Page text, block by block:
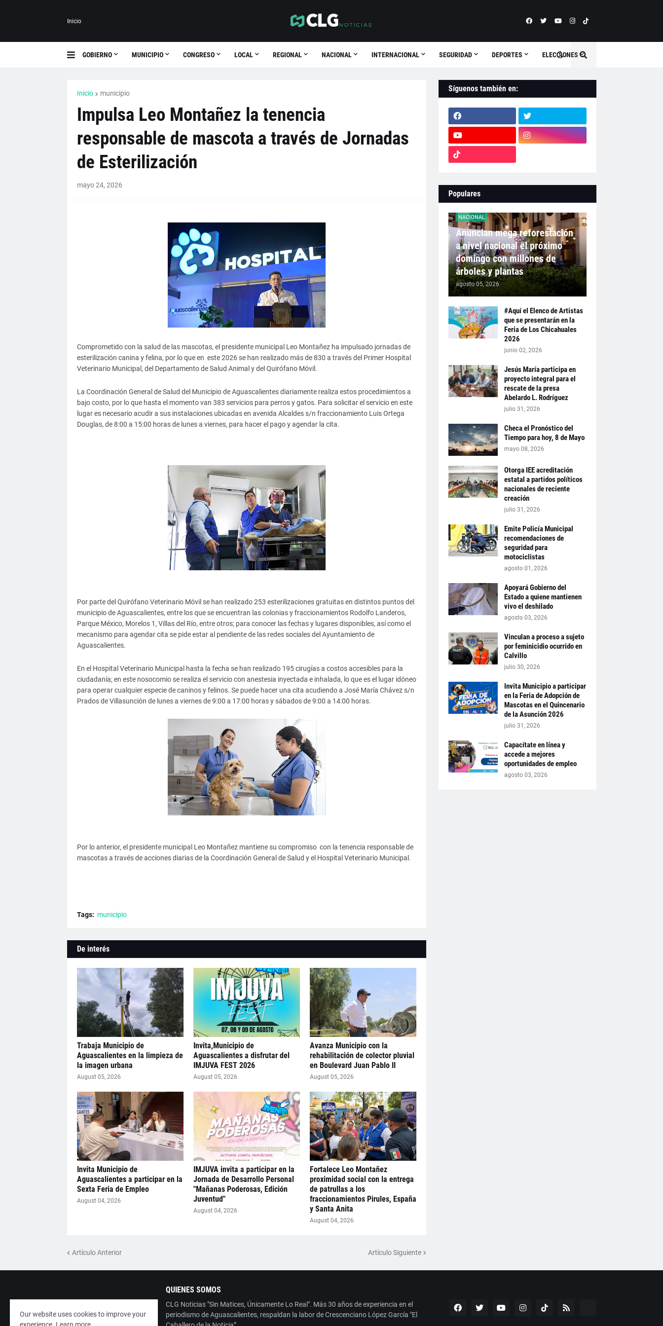
Inicio
GOBIERNO MUNICIPIO CONGRESO LOCAL REGIONAL NACIONAL INTERNACIONAL SEGURIDAD DEPORTES ELECCIONES
Inicio municipio
Impulsa Leo Montañez la tenencia
responsable de mascota a través de Jornadas
de Esterilización
mayo 24, 2026
Comprometido con la salud de las mascotas, el presidente municipal Leo Montañez ha impulsado jornadas de
esterilización canina y felina, por lo que en este 2026 se han realizado más de 830 a través del Primer Hospital
Veterinario Municipal, del Departamento de Salud Animal y del Quirófano Móvil.
La Coordinación General de Salud del Municipio de Aguascalientes diariamente realiza estos procedimientos a
bajo costo, por lo que hasta el momento van 383 servicios para perros y gatos. Para solicitar el servicio en este
lugar es necesario acudir a sus instalaciones ubicadas en avenida Alcaldes s/n fraccionamiento Luis Ortega
Douglas, de 8:00 a 15:00 horas de lunes a viernes, para hacer el pago y agendar la cita.
Por parte del Quirófano Veterinario Móvil se han realizado 253 esterilizaciones gratuitas en distintos puntos del
municipio de Aguascalientes, entre los que se encuentran las colonias y fraccionamientos Rodolfo Landeros,
Parque México, Morelos 1, Villas del Río, entre otros; para conocer las fechas y lugares disponibles, así como el
mecanismo para agendar cita se pide estar al pendiente de las redes sociales del Ayuntamiento de
Aguascalientes.
En el Hospital Veterinario Municipal hasta la fecha se han realizado 195 cirugías a costos accesibles para la
ciudadanía; en este nosocomio se realiza el servicio con anestesia inyectada e inhalada, lo que es el lugar idóneo
para operar cualquier especie de caninos y felinos. Se puede hacer una cita acudiendo a José María Chávez s/n
Prados de Villasunción de lunes a viernes de 9:00 a 17:00 horas y sábados de 9:00 a 14:00 horas.
Por lo anterior, el presidente municipal Leo Montañez mantiene su compromiso con la tenencia responsable de
mascotas a través de acciones diarias de la Coordinación General de Salud y el Hospital Veterinario Municipal.
Tags: municipio
De interés
Trabaja Municipio de
Aguascalientes en la limpieza de
la imagen urbana
August 05, 2026
Invita,Municipio de
Aguascalientes a disfrutar del
IMJUVA FEST 2026
August 05, 2026
Avanza Municipio con la
rehabilitación de colector pluvial
en Boulevard Juan Pablo II
August 05, 2026
Invita Municipio de
Aguascalientes a participar en la
Sexta Feria de Empleo
August 04, 2026
IMJUVA invita a participar en la
Jornada de Desarrollo Personal
"Mañanas Poderosas, Edición
Juventud"
August 04, 2026
Fortalece Leo Montañez
proximidad social con la entrega
de patrullas a los
fraccionamientos Pirules, España
y Santa Anita
August 04, 2026
Artículo Anterior Artículo Siguiente
Síguenos también en:
Populares
NACIONAL
Anuncian mega reforestación
a nivel nacional el próximo
domingo con millones de
árboles y plantas
agosto 05, 2026
#Aquí el Elenco de Artistas
que se presentarán en la
Feria de Los Chicahuales
2026
junio 02, 2026
Jesús María participa en
proyecto integral para el
rescate de la presa
Abelardo L. Rodríguez
julio 31, 2026
Checa el Pronóstico del
Tiempo para hoy, 8 de Mayo
mayo 08, 2026
Otorga IEE acreditación
estatal a partidos políticos
nacionales de reciente
creación
julio 31, 2026
Emite Policía Municipal
recomendaciones de
seguridad para
motociclistas
agosto 01, 2026
Apoyará Gobierno del
Estado a quiene mantienen
vivo el deshilado
agosto 03, 2026
Vinculan a proceso a sujeto
por feminicidio ocurrido en
Calvillo
julio 30, 2026
Invita Municipio a participar
en la Feria de Adopción de
Mascotas en el Quincenario
de la Asunción 2026
julio 31, 2026
Capacítate en línea y
accede a mejores
oportunidades de empleo
agosto 03, 2026
QUIENES SOMOS
CLG Noticias "Sin Matices, Únicamente Lo Real". Más 30 años de experiencia en el
periodismo de Aguascalientes, respaldan la labor de Crescenciano López García "El
Our website uses cookies to improve your